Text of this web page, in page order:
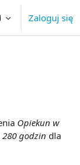
Zaloguj się
Opiekun w
280 godzin dla